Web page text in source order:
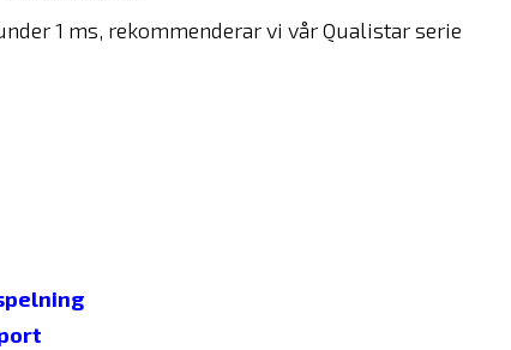
1 ms, rekommenderar vi vår Qualistar serie